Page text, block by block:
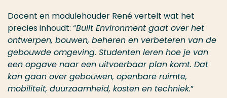
Docent en modulehouder René vertelt wat het
precies inhoudt: “Built Environment gaat over het
ontwerpen, bouwen, beheren en verbeteren van de
gebouwde omgeving. Studenten leren hoe je van
een opgave naar een uitvoerbaar plan komt. Dat
kan gaan over gebouwen, openbare ruimte,
mobiliteit, duurzaamheid, kosten en techniek.”